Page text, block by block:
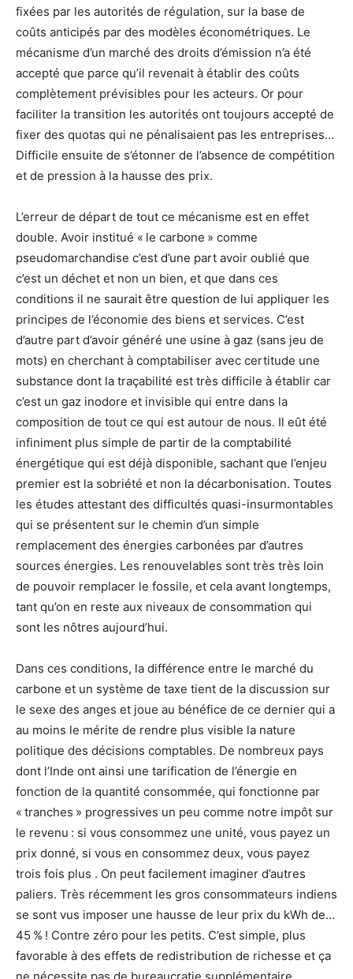
fixées par les autorités de régulation, sur la base de
coûts anticipés par des modèles économétriques. Le
mécanisme d’un marché des droits d’émission n’a été
accepté que parce qu’il revenait à établir des coûts
complètement prévisibles pour les acteurs. Or pour
faciliter la transition les autorités ont toujours accepté de
fixer des quotas qui ne pénalisaient pas les entreprises…
Difficile ensuite de s’étonner de l’absence de compétition
et de pression à la hausse des prix.
L’erreur de départ de tout ce mécanisme est en effet
double. Avoir institué « le carbone » comme
pseudomarchandise c’est d’une part avoir oublié que
c’est un déchet et non un bien, et que dans ces
conditions il ne saurait être question de lui appliquer les
principes de l’économie des biens et services. C’est
d’autre part d’avoir généré une usine à gaz (sans jeu de
mots) en cherchant à comptabiliser avec certitude une
substance dont la traçabilité est très difficile à établir car
c’est un gaz inodore et invisible qui entre dans la
composition de tout ce qui est autour de nous. Il eût été
infiniment plus simple de partir de la comptabilité
énergétique qui est déjà disponible, sachant que l’enjeu
premier est la sobriété et non la décarbonisation. Toutes
les études attestant des difficultés quasi-insurmontables
qui se présentent sur le chemin d’un simple
remplacement des énergies carbonées par d’autres
sources énergies. Les renouvelables sont très très loin
de pouvoir remplacer le fossile, et cela avant longtemps,
tant qu’on en reste aux niveaux de consommation qui
sont les nôtres aujourd’hui.
Dans ces conditions, la différence entre le marché du
carbone et un système de taxe tient de la discussion sur
le sexe des anges et joue au bénéfice de ce dernier qui a
au moins le mérite de rendre plus visible la nature
politique des décisions comptables. De nombreux pays
dont l’Inde ont ainsi une tarification de l’énergie en
fonction de la quantité consommée, qui fonctionne par
« tranches » progressives un peu comme notre impôt sur
le revenu : si vous consommez une unité, vous payez un
prix donné, si vous en consommez deux, vous payez
trois fois plus . On peut facilement imaginer d’autres
paliers. Très récemment les gros consommateurs indiens
se sont vus imposer une hausse de leur prix du kWh de…
45 % ! Contre zéro pour les petits. C’est simple, plus
favorable à des effets de redistribution de richesse et ça